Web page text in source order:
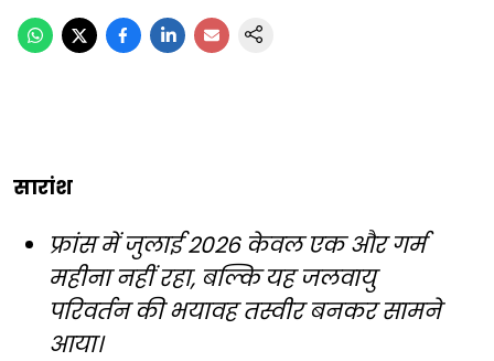
सारांश
फ्रांस में जुलाई 2026 केवल एक और गर्म
महीना नहीं रहा, बल्कि यह जलवायु
परिवर्तन की भयावह तस्वीर बनकर सामने
आया।